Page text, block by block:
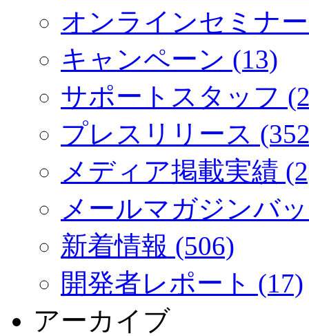
オンラインセミナ
キャンペーン (13)
サポートスタッフ
プレスリリース
メディア掲載実績
メールマガジンバ
新着情報 (506)
開発者レポート (17)
アーカイブ